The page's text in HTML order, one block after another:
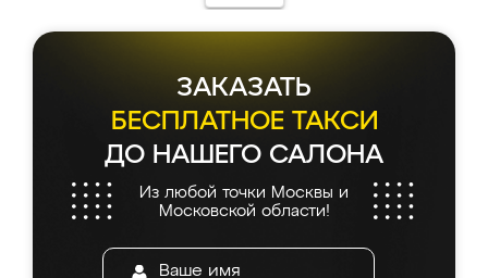
ЗАКАЗАТЬ
БЕСПЛАТНОЕ ТАКСИ
ДО НАШЕГО САЛОНА
Из любой точки Москвы и
Московской области!